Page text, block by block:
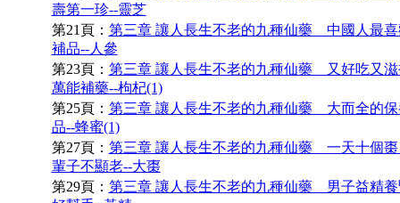
壽第一珍--靈芝
第21頁： 第三章 讓人長生不老的九種仙藥 中國人最喜
補品--人參
第23頁： 第三章 讓人長生不老的九種仙藥 又好吃又滋
萬能補藥--枸杞(1)
第25頁： 第三章 讓人長生不老的九種仙藥 大而全的保
品--蜂蜜(1)
第27頁： 第三章 讓人長生不老的九種仙藥 一天十個棗
輩子不顯老--大棗
第29頁： 第三章 讓人長生不老的九種仙藥 男子益精養